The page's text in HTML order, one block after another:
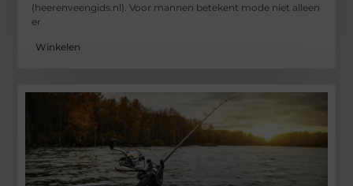
(heerenveengids.nl). Voor mannen betekent mode niet alleen
er
Winkelen